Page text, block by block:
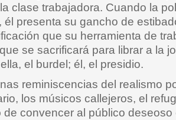
clase trabajadora. Cuando la
él presenta su gancho de
que su herramienta de
se sacrificará para librar a la
el burdel; él, el presidio.
reminiscencias del realismo
los músicos callejeros, el
de convencer al público